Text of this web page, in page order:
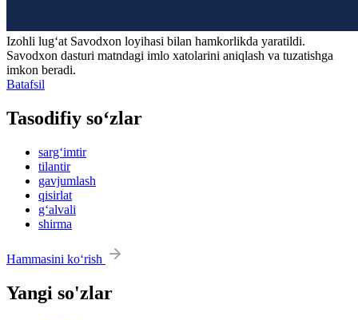
Izohli lugʻat Savodxon loyihasi bilan hamkorlikda yaratildi.
Savodxon dasturi matndagi imlo xatolarini aniqlash va tuzatishga
imkon beradi.
Batafsil
Tasodifiy so‘zlar
sarg‘imtir
tilantir
gavjumlash
qisirlat
g‘alvali
shirma
Hammasini ko‘rish
Yangi so'zlar